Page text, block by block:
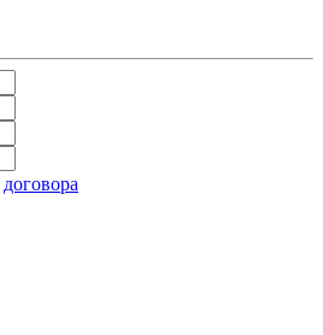
договора